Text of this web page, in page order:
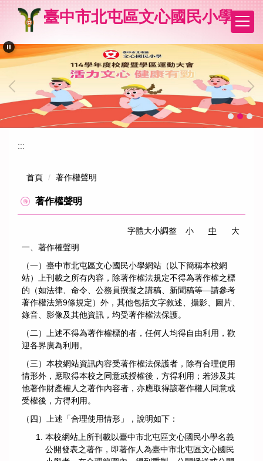
要
內
容
區
臺中市北屯區文心國民小學
:::
首頁 著作權聲明
著作權聲明
字體大小調整 小 中
大
一、著作權聲明
（一）臺中市北屯區文心國民小學網站（以下簡稱本校網
站）上刊載之所有內容，除著作權法規定不得為著作權之標
的（如法律、命令、公務員撰擬之講稿、新聞稿等—請參考
著作權法第9條規定）外，其他包括文字敘述、攝影、圖片、
錄音、影像及其他資訊，均受著作權法保護。
（二）上述不得為著作權標的者，任何人均得自由利用，歡
迎各界廣為利用。
（三）本校網站資訊內容受著作權法保護者，除有合理使用
情形外，應取得本校之同意或授權後，方得利用；若涉及其
他著作財產權人之著作內容者，亦應取得該著作權人同意或
受權後，方得利用。
（四）上述「合理使用情形」，說明如下：
本校網站上所刊載以臺中市北屯區文心國民小學名義
公開發表之著作，即著作人為臺中市北屯區文心國民